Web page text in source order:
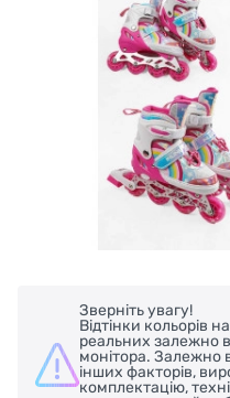
Зверніть увагу!
Відтінки кольорів
реальних залежно
монітора. Залежно
інших факторів,
комплектацію,